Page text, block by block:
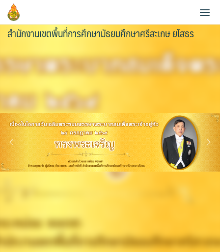
Skip
content
ประวัติความเป็นมา
วิสัยทัศน์และพันธกิจ
หน้าที่และอำนาจ
แผนพัฒนาคุณภาพการศึกษาขั้นพื้นฐานพ.ศ.2561-2564
แผนพัฒนาคุณภาพการศึกษาขั้นพื้นฐานพ.ศ.2566-2570
โครงสร้าง หน้าที่และอำนาจ
ข้อมูลผู้บริหาร
กลุ่มอำนวยการ
กลุ่มบริหารงานการเงินและสินทรัพย์
กลุ่มนิเทศ ติดตาม และประเมินผลการจัดการศึกษา
กลุ่มส่งเสริมการจัดการศึกษา
ข้อมูลนักเรียน
วิเคราะห์ผลสอบ O-NET 2565
แผนบริหารการศึกษาขั้นพื้นฐาน ปีงบ 2567
ผลงานวิชาการและงานวิจัย
AMSS++
SMSS
Ememo
ข้อมูลการติดต่อและช่องทางการสอบถาม
Q&A กระดานถาม-ตอบ
สำนักงานเขตพื้นที่การศึกษามัธยมศึกษาศรีสะเกษ ยโสธร